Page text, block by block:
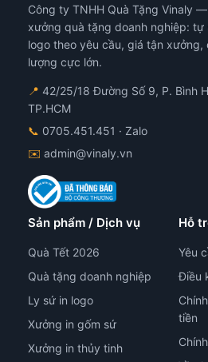
Công ty TNHH Quà Tặng Vinaly
xưởng quà tặng doanh nghiệp: tự
logo theo yêu cầu, giá tận xưởng,
lượng cực lớn.
📍 42/25/18 Đường Số 9, P. Bình
TP.HCM
📞 0705.451.451 · Zalo
✉️ admin@vinaly.vn
Sản phẩm / Dịch vụ
Quà Tết 2026
Quà tặng doanh nghiệp
Ly sứ in logo
Xưởng in gốm sứ
Xưởng in thủy tinh
Hỗ
Yêu
Điều
tiền